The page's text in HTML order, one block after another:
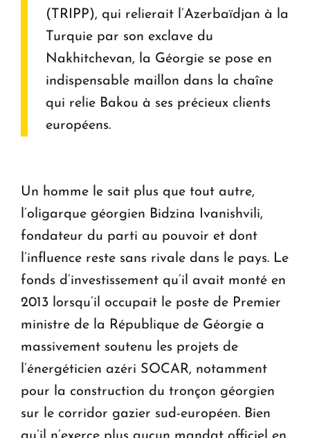
(TRIPP), qui relierait l’Azerbaïdjan à la
Turquie par son exclave du
Nakhitchevan, la Géorgie se pose en
indispensable maillon dans la chaîne
qui relie Bakou à ses précieux clients
européens.
Un homme le sait plus que tout autre,
l’oligarque géorgien Bidzina Ivanishvili,
fondateur du parti au pouvoir et dont
l’influence reste sans rivale dans le pays. Le
fonds d’investissement qu’il avait monté en
2013 lorsqu’il occupait le poste de Premier
ministre de la République de Géorgie a
massivement soutenu les projets de
l’énergéticien azéri SOCAR, notamment
pour la construction du tronçon géorgien
sur le corridor gazier sud-européen. Bien